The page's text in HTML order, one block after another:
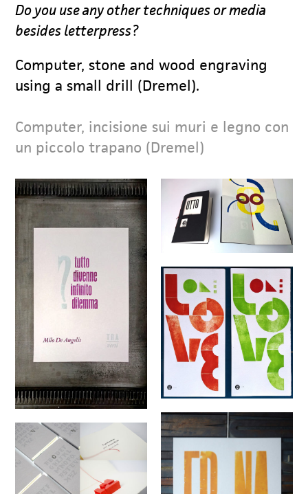
Do you use any other techniques or media
besides letterpress?
Computer, stone and wood engraving
using a small drill (Dremel).
Computer, incisione sui muri e legno con
un piccolo trapano (Dremel)